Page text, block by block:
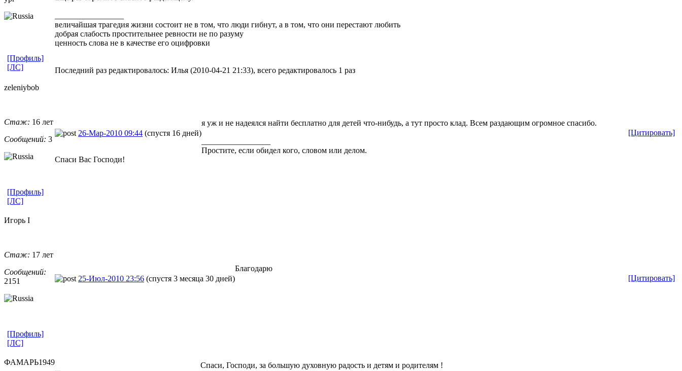
величайшая трагедия жизни состоит не в том, что люди гибнут, а в том, что они перестают любить
добрая слабость простительнее ревности не по разуму
ценность слова не в качестве его оцифровки
Последний раз редактировалось: Илья (2010-04-21 21:33), всего редактировалось 1 раз
[Профиль]
[ЛС]
zeleniybob
Стаж: 16 лет
Сообщений: 3
26-Мар-2010 09:44 (спустя 16 дней) [Цитировать]
я уж и не надеялся найти бесплатно для детей что-нибудь, а тут просто клад. Всем раздающим огромное спасибо.
Простите, если обидел кого, словом или делом.
Спаси Вас Господи!
[Профиль]
[ЛС]
Игорь I
Стаж: 17 лет
Сообщений:
2151
25-Июл-2010 23:56 (спустя 3 месяца 30 дней) [Цитировать]
Благодарю
[Профиль]
[ЛС]
ФАМАРЬ1949
Спаси, Господи, за большую духовную радость и детям и родителям !